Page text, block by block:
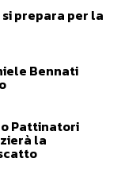
prepara per la
Bennati
Pattinatori
la